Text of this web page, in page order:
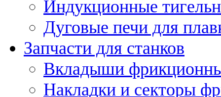
Индукционные
Дуговые печи для
Запчасти для станков
Вкладыши
Накладки и секторы